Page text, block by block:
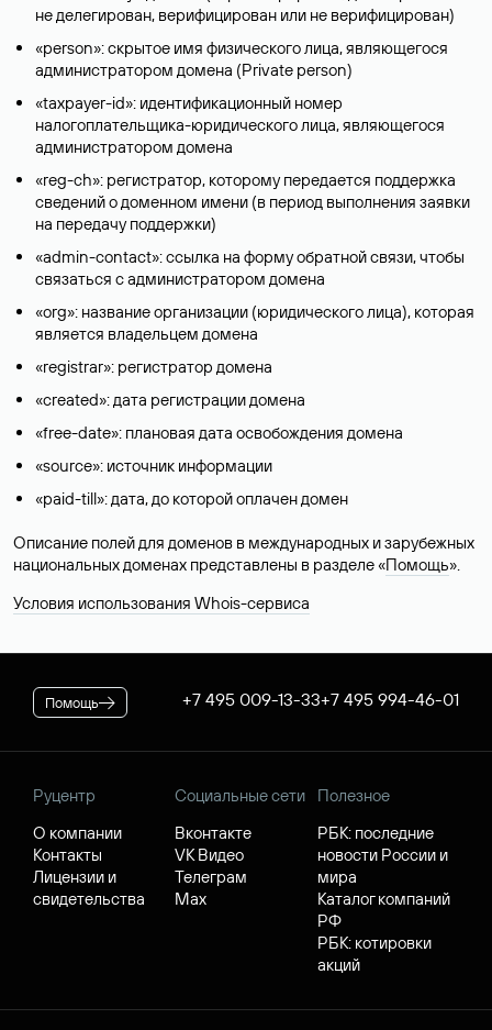
не делегирован, верифицирован или не верифицирован)
«person»: скрытое имя физического лица, являющегося
администратором домена (Privatе person)
«taxpayer-id»: идентификационный номер
налогоплательщика-юридического лица, являющегося
администратором домена
«reg-ch»: регистратор, которому передается поддержка
сведений о доменном имени (в период выполнения заявки
на передачу поддержки)
«admin-contact»: ссылка на форму обратной связи, чтобы
связаться с администратором домена
«org»: название организации (юридического лица), которая
является владельцем домена
«registrar»: регистратор домена
«created»: дата регистрации домена
«free-date»: плановая дата освобождения домена
«source»: источник информации
«paid-till»: дата, до которой оплачен домен
Описание полей для доменов в международных и зарубежных
национальных доменах представлены в разделе «Помощь».
Условия использования Whois-сервиса
Помощь +7 495 009-13-33+7 495 994-46-01
Руцентр
О компании
Контакты
Лицензии и
свидетельства
Социальные сети
Вконтакте
VK Видео
Телеграм
Max
Полезное
РБК: последние
новости России и
мира
Каталог компаний
РФ
РБК: котировки
акций